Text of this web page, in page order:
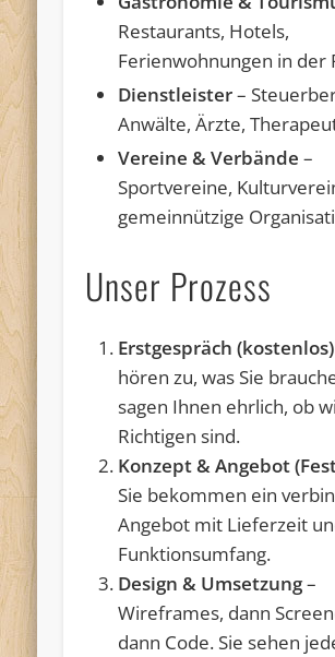
Restaurants, Hotels,
Ferienwohnungen in der
Dienstleister–
Anwälte, Ärzte,
Vereine & Verbände –
Sportvereine,
gemeinnützige
Unser Prozess
Erstgespräch (kostenlos)
hören zu, was Sie
sagen Ihnen ehrlich, ob
Richtigen sind.
Konzept & Angebot
Sie bekommen ein
Angebot mit Lieferzeit
Funktionsumfang.
Design & Umsetzung–
Wireframes, dann
dann Code. Sie sehen